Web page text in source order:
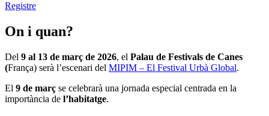
Registre
On i quan?
Del 9 al 13 de març de 2026, el Palau de Festivals de Canes
(França) serà l’escenari del MIPIM – El Festival Urbà Global.
El 9 de març se celebrarà una jornada especial centrada en la
importància de l’habitatge.